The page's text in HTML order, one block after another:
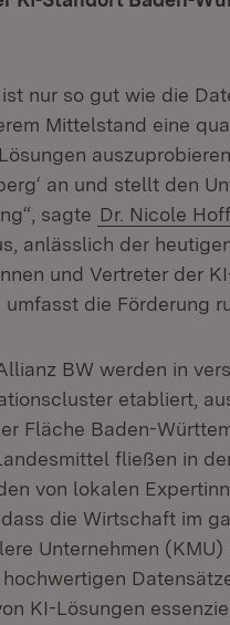
nur so gut wie die
Mittelstand eine
an und stellt den
sagte Dr. Nicole
anlässlich der
und Vertreter der
die Förderung
BW werden in
etabliert,
Fläche Baden-
fließen in
von lokalen
die Wirtschaft im
Unternehmen
KI-Lösungen